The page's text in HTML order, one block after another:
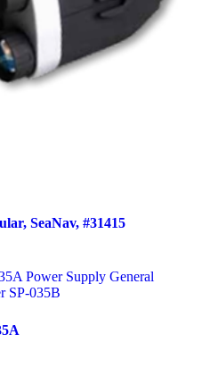
SeaNav, #31415